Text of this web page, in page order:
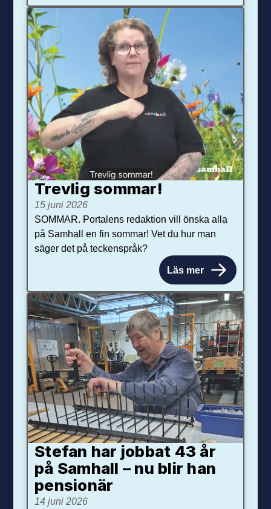
Trevlig sommar!
15 juni 2026
SOMMAR. Portalens redaktion vill önska alla
på Samhall en fin sommar! Vet du hur man
säger det på teckenspråk?
Läs mer
Stefan har jobbat 43 år
på Samhall – nu blir han
pensionär
14 juni 2026